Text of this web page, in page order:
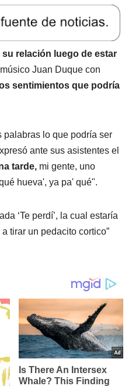
relación luego de estar
Juan Duque con
sentimientos que podría
palabras lo que podría ser
ante sus asistentes el
tarde, mi gente, uno
hueva', ya pa' qué".
‘Te perdí’, la cual estaría
tirar un pedacito cortico”